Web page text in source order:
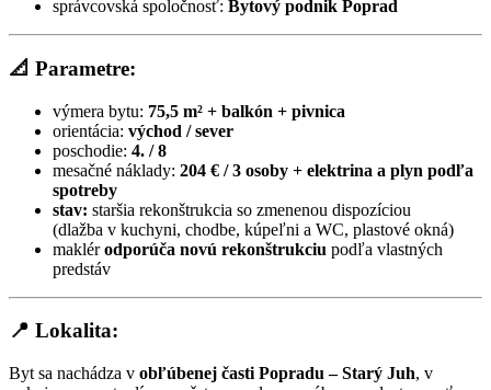
správcovská spoločnosť: Bytový podnik Poprad
📐 Parametre:
výmera bytu: 75,5 m² + balkón + pivnica
orientácia: východ / sever
poschodie: 4. / 8
mesačné náklady: 204 € / 3 osoby + elektrina a plyn podľa
spotreby
stav: staršia rekonštrukcia so zmenenou dispozíciou
(dlažba v kuchyni, chodbe, kúpeľni a WC, plastové okná)
maklérodporúča novú rekonštrukciu podľa vlastných
predstáv
📍 Lokalita:
Byt sa nachádza v obľúbenej časti Popradu – Starý Juh, v